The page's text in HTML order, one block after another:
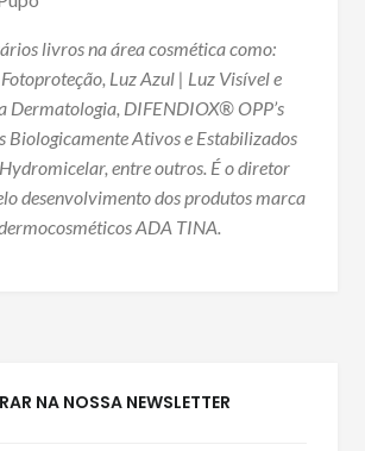
livros na área cosmética como:
Luz Azul | Luz Visível e
Dermatologia, DIFENDIOX® OPP’s
Biologicamente Ativos e Estabilizados
entre outros. É o diretor
desenvolvimento dos produtos marca
ADA TINA.
NA NOSSA NEWSLETTER